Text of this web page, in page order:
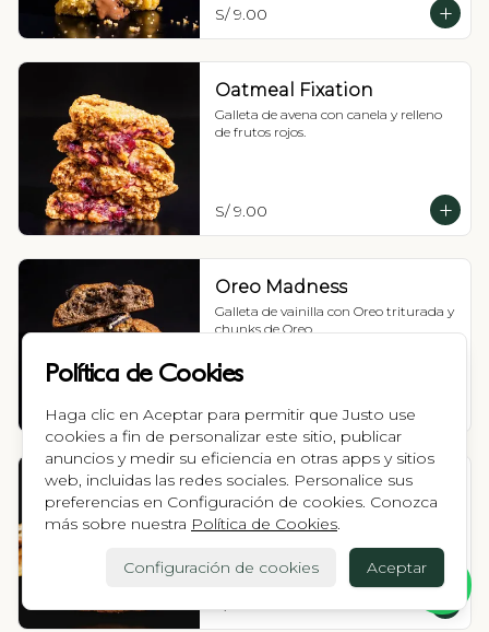
S/ 9.00
Oatmeal Fixation
Galleta de avena con canela y relleno
de frutos rojos.
S/ 9.00
Oreo Madness
Galleta de vainilla con Oreo triturada y
chunks de Oreo.
S/ 9.00
Vicio
Galleta de vainilla con chunks de
chocolate blanco y relleno de manjar
S/ 9.00
Política de Cookies
Haga clic en Aceptar para permitir que Justo use
cookies a fin de personalizar este sitio, publicar
anuncios y medir su eficiencia en otras apps y sitios
web, incluidas las redes sociales. Personalice sus
preferencias en Configuración de cookies. Conozca
más sobre nuestra Política de Cookies.
Configuración de cookies Aceptar